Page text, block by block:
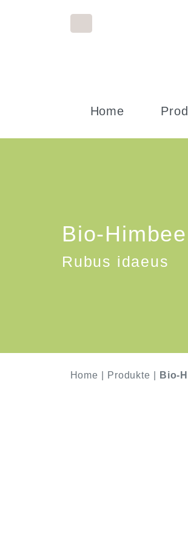
Home
Bio-
Rubus idaeus
Home Produkte Bio-